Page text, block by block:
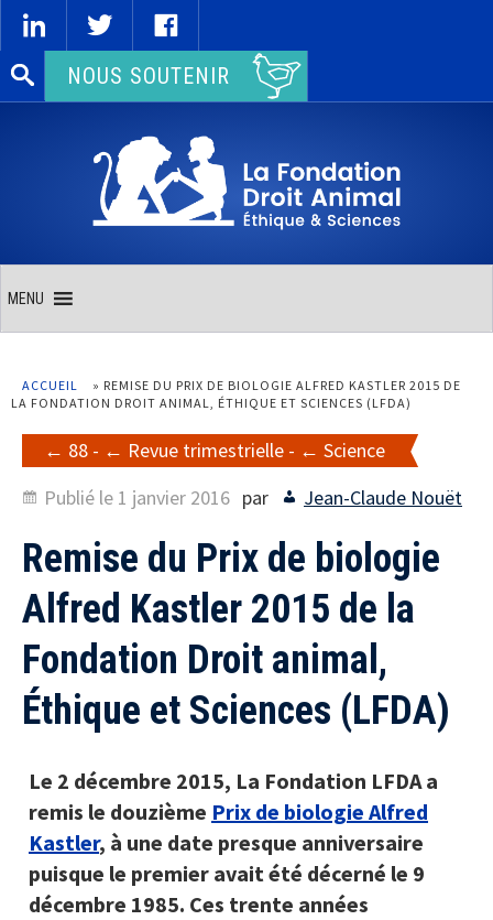
Rechercher :NOUS SOUTENIR
MENU
ACCUEIL » REMISE DU PRIX DE BIOLOGIE ALFRED KASTLER 2015 DE
LA FONDATION DROIT ANIMAL, ÉTHIQUE ET SCIENCES (LFDA)
88 - Revue trimestrielle -
Science
Publié le 1 janvier 2016 par Jean-Claude Nouët
Remise du Prix de biologie
Alfred Kastler 2015 de la
Fondation Droit animal,
Éthique et Sciences (LFDA)
Le 2 décembre 2015, La Fondation LFDA a
remis le douzième Prix de biologie Alfred
Kastler, à une date presque anniversaire
puisque le premier avait été décerné le 9
décembre 1985. Ces trente années